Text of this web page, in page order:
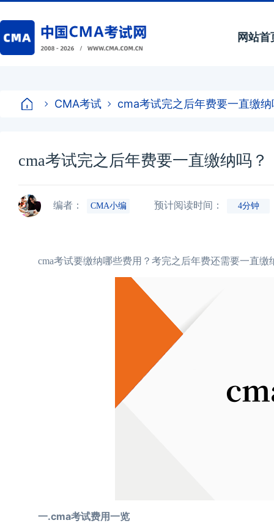
网站首
CMA考试 cma考试完之后年费要一直缴纳
cma考试完之后年费要一直缴纳吗？
编者： CMA小编 预计阅读时间： 4分钟
cma考试要缴纳哪些费用？考完之后年费还需要一直缴
一.cma考试费用一览